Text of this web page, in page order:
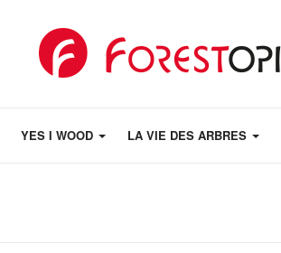
YES I WOOD LA VIE DES ARBRES